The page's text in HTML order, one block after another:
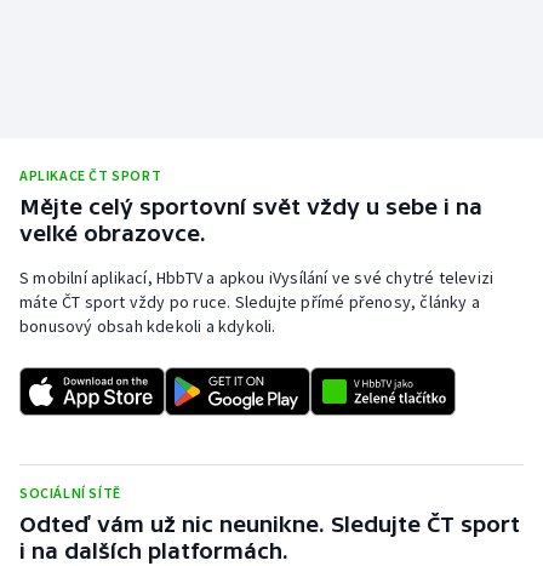
Judo
Krasobruslení
Lezení
Moderní pětiboj
Olympijské hry
APLIKACE ČT SPORT
Mějte celý sportovní svět vždy u sebe i na
velké obrazovce.
S mobilní aplikací, HbbTV a apkou iVysílání ve své chytré televizi
máte ČT sport vždy po ruce. Sledujte přímé přenosy, články a
bonusový obsah kdekoli a kdykoli.
SOCIÁLNÍ SÍTĚ
Odteď vám už nic neunikne. Sledujte ČT sport
i na dalších platformách.